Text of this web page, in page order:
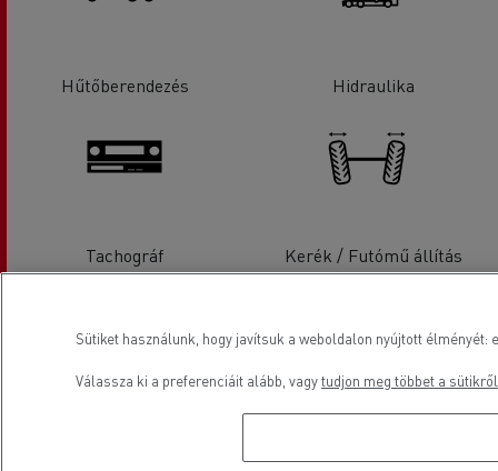
Hűtőberendezés Hidraulika
Tachográf Kerék / Futómű állítás
Sütiket használunk, hogy javítsuk a weboldalon nyújtott
Válassza ki a preferenciáit alább, vagytudjon meg többet a